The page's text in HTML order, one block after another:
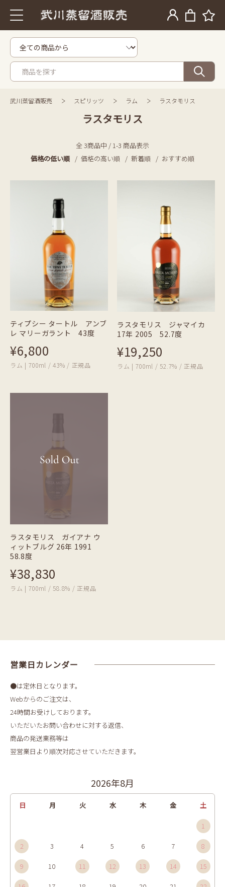
武川蒸留酒販売 スピリッツ ラム ラスタモリス
ラスタモリス
全 3商品中 / 1-3 商品表示
価格の低い順
価格の高い順 新着順 おすすめ順
ティプシー タートル アンブ
レ マリーガラント 43度
¥6,800
ラム | 700ml / 43% / 正規品
ラスタモリス ジャマイカ
17年 2005 52.7度
¥19,250
ラム | 700ml / 52.7% / 正規品
ラスタモリス ガイアナ ウ
ィットブルグ 26年 1991
58.8度
¥38,830
ラム | 700ml / 58.8% / 正規品
営業日カレンダー
●は定休日となります。
Webからのご注文は、
24時間お受けしております。
いただいたお問い合わせに対する返信、
商品の発送業務等は
翌営業日より順次対応させていただきます。
2026年8月
日 月 火 水 木 金 土
1
2 3 4 5 6 7 8
9 10 11 12 13 14 15